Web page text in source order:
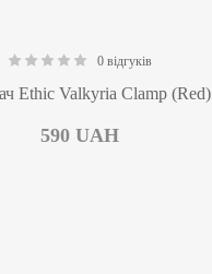
0 відгуків
Ethic Valkyria Clamp (Red)
590 UAH